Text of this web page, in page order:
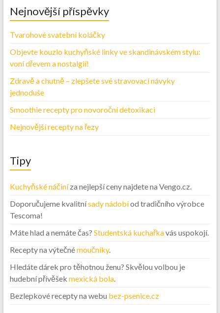
Nejnovější příspěvky
Tvarohové svatební koláčky
Objevte kouzlo kuchyňské linky ve skandinávském stylu:
voní dřevem a nostalgií!
Zdravě a chutně – zlepšete své stravovací návyky
jednoduše
Smoothie recepty pro novoroční detoxikaci
Nejnovější recepty na řezy
Tipy
Kuchyňské náčiníza nejlepší ceny najdete na Vengo.cz.
Doporučujeme kvalitnísady nádobíod tradičního výrobce
Tescoma!
Máte hlad a nemáte čas? Studentská kuchařkavás uspokojí.
Recepty na výtečnémoučníky.
Hledáte dárek pro těhotnou ženu? Skvělou volbou je
hudební přívěšek mexická bola.
Bezlepkové recepty na webu bez-psenice.cz